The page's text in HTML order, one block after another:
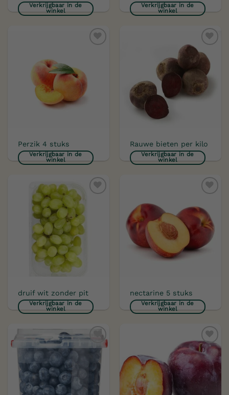
Verkrijgbaar in de
winkel
Verkrijgbaar in de
winkel
verlanglijst
Perzik 4 stuks
Verkrijgbaar in de
winkel
Toevoegen
aan
verlanglijst
Rauwe bieten per kilo
Verkrijgbaar in de
winkel
Toevoegen
verlanglijst
druif wit zonder pit
Verkrijgbaar in de
winkel
aan
verlanglijst
nectarine 5 stuks
Verkrijgbaar in de
winkel
Toevoegen
verlanglijst
Toevoegen
verlanglijst